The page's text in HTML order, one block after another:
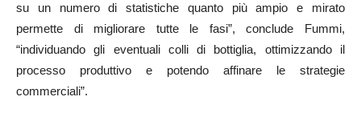
su un numero di statistiche quanto più ampio e mirato
permette di migliorare tutte le fasi”, conclude Fummi,
“individuando gli eventuali colli di bottiglia, ottimizzando il
processo produttivo e potendo affinare le strategie
commerciali”.